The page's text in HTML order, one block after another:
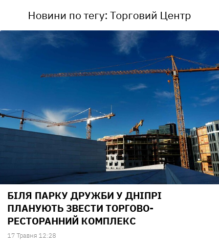
Новини по тегу: Торговий Центр
БІЛЯ ПАРКУ ДРУЖБИ У ДНІПРІ
ПЛАНУЮТЬ ЗВЕСТИ ТОРГОВО-
РЕСТОРАННИЙ КОМПЛЕКС
17 Травня 12:28